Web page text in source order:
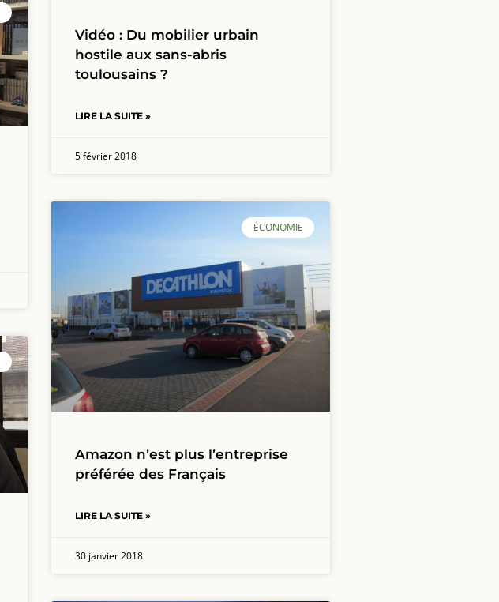
Vidéo : Du mobilier urbain
hostile aux sans-abris
toulousains ?
LIRE LA SUITE »
5 février 2018
ÉCONOMIE
Amazon n’est plus l’entreprise
préférée des Français
LIRE LA SUITE »
30 janvier 2018